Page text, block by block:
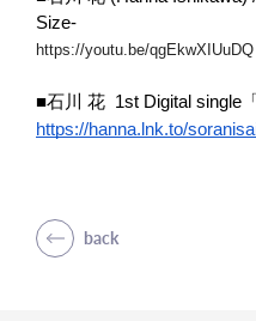
Size-
https://youtu.be/qgEkwXIUuDQ
■石川 花  1st Digital single
https://hanna.lnk.to/
back